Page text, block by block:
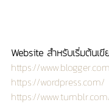
Website สำหรับเริ่มต้นเ
https://
https://wordpress.com/
https://